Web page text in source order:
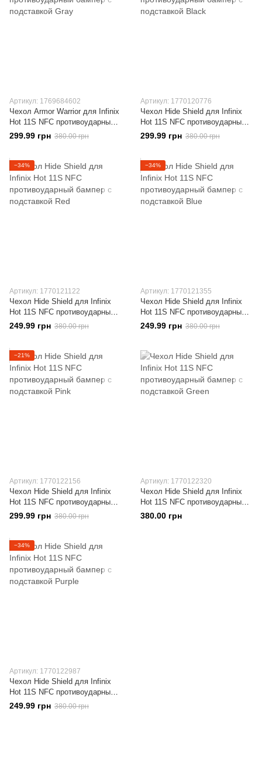
Артикул: 1769684602
Чехол Armor Warrior для Infinix
Hot 11S NFC противоударный
бампер с подставкой Gray
299.99 грн 380.00 грн
Артикул: 1770120776
Чехол Hide Shield для Infinix
Hot 11S NFC противоударный
бампер с подставкой Black
299.99 грн 380.00 грн
−34%
Артикул: 1770121122
Чехол Hide Shield для Infinix
Hot 11S NFC противоударный
бампер с подставкой Red
249.99 грн 380.00 грн
−34%
Артикул: 1770121355
Чехол Hide Shield для Infinix
Hot 11S NFC противоударный
бампер с подставкой Blue
249.99 грн 380.00 грн
−21%
Артикул: 1770122156
Чехол Hide Shield для Infinix
Hot 11S NFC противоударный
бампер с подставкой Pink
299.99 грн 380.00 грн
Артикул: 1770122320
Чехол Hide Shield для Infinix
Hot 11S NFC противоударный
бампер с подставкой Green
380.00 грн
−34%
Артикул: 1770122987
Чехол Hide Shield для Infinix
Hot 11S NFC противоударный
бампер с подставкой Purple
249.99 грн 380.00 грн